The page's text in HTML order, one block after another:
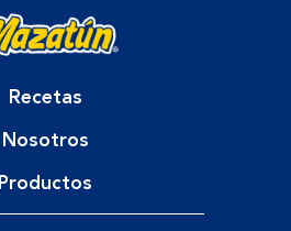
Recetas
Nosotros
Productos